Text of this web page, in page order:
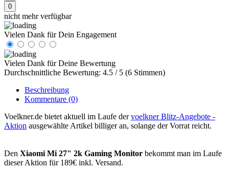
0
nicht mehr verfügbar
Vielen Dank für Dein Engagement
Vielen Dank für Deine Bewertung
Durchschnittliche Bewertung: 4.5 / 5 (6 Stimmen)
Beschreibung
Kommentare (0)
Voelkner.de bietet aktuell im Laufe dervoelkner Blitz-Angebote -
Aktion ausgewählte Artikel billiger an, solange der Vorrat reicht.
Den Xiaomi Mi 27" 2k Gaming Monitor bekommt man im Laufe
dieser Aktion für 189€ inkl. Versand.